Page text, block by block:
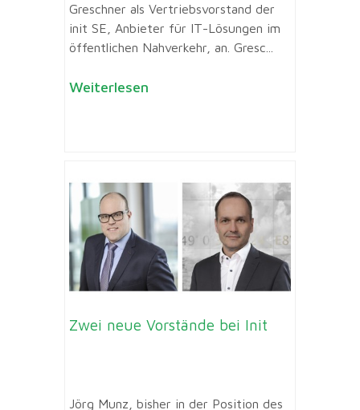
Greschner als Vertriebsvorstand der
init SE, Anbieter für IT-Lösungen im
öffentlichen Nahverkehr, an. Gresc...
Weiterlesen
Zwei neue Vorstände bei Init
Jörg Munz, bisher in der Position des